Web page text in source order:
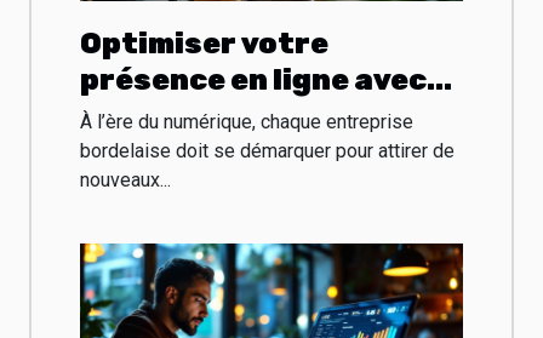
Optimiser votre
présence en ligne avec
un consultant SEO à
Bordeaux
À l’ère du numérique, chaque entreprise
bordelaise doit se démarquer pour attirer de
nouveaux...